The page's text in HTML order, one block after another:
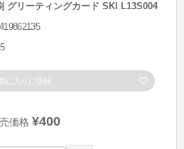
グリーティングカード SKI L13S004
に入りに登録
価格 ¥400